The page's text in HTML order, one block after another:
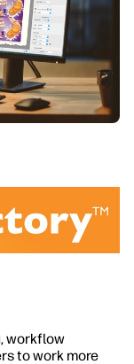
workflow
to work more